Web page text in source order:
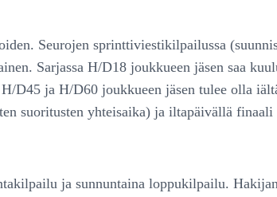
Seurojen sprinttiviestikilpailussa
Sarjassa H/D18 joukkueen jäsen saa
ja H/D60 joukkueen jäsen tulee olla
suoritusten yhteisaika) ja iltapäivällä
ja sunnuntaina loppukilpailu.